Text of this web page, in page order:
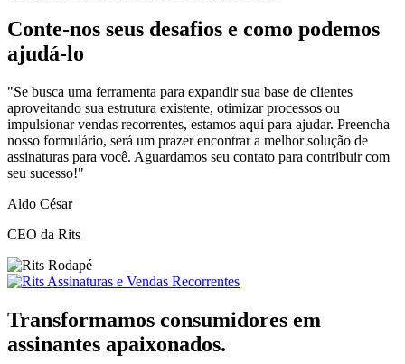
Conte-nos seus desafios e como podemos
ajudá-lo
"Se busca uma ferramenta para expandir sua base de clientes
aproveitando sua estrutura existente, otimizar processos ou
impulsionar vendas recorrentes, estamos aqui para ajudar. Preencha
nosso formulário, será um prazer encontrar a melhor solução de
assinaturas para você. Aguardamos seu contato para contribuir com
seu sucesso!"
Aldo César
CEO da Rits
Transformamos consumidores em
assinantes apaixonados.